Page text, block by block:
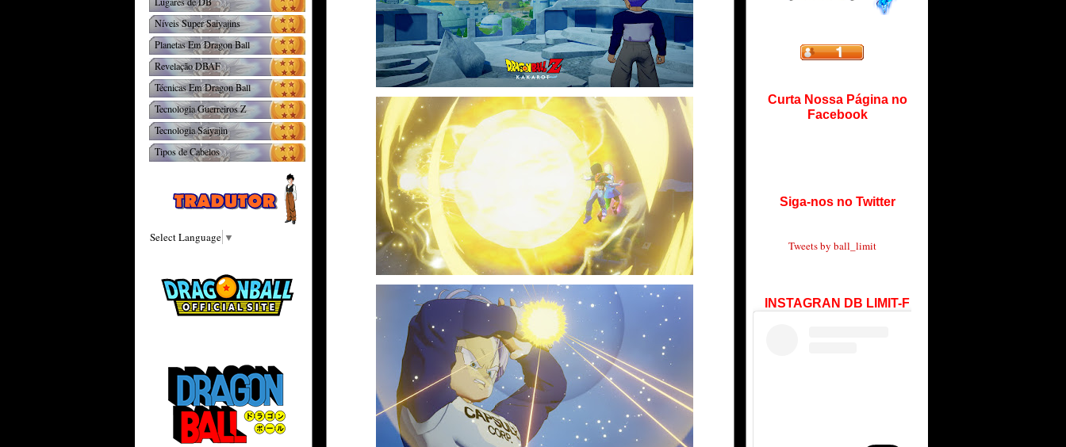
Níveis Super Saiyajins
Planetas Em Dragon Ball
Revelação DBAF
Técnicas Em Dragon Ball
Tecnologia Guerreiros Z
Tecnologia Saiyajin
Tipos de Cabelos
Select Language ▼
Curta Nossa Página no
Facebook
Siga-nos no Twitter
Tweets by ball_limit
INSTAGRAN DB LIMIT-F